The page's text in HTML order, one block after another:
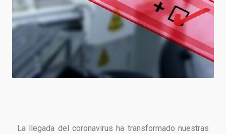
La llegada del coronavirus ha transformado nuestras